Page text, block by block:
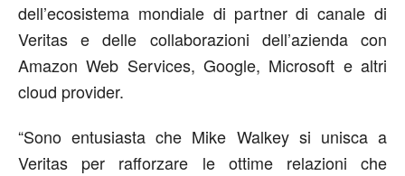
dell’ecosistema mondiale di partner di canale di
Veritas e delle collaborazioni dell’azienda con
Amazon Web Services, Google, Microsoft e altri
cloud provider.
“Sono entusiasta che Mike Walkey si unisca a
Veritas per rafforzare le ottime relazioni che